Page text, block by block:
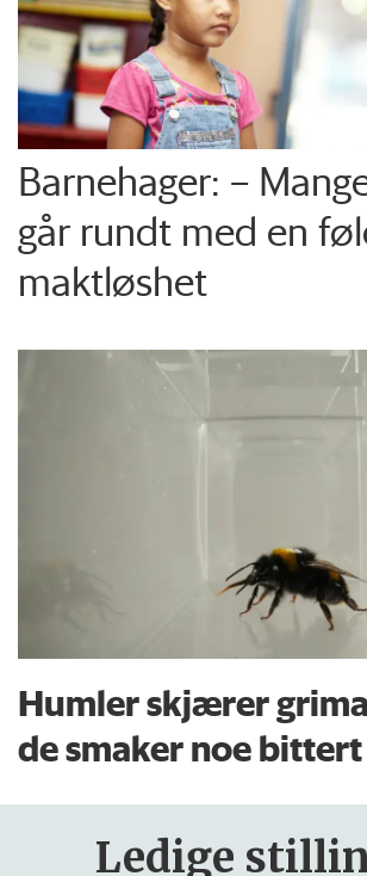
Barnehager: –
går rundt med en
maktløshet
Humler skjærer
de smaker noe bittert
Ledige